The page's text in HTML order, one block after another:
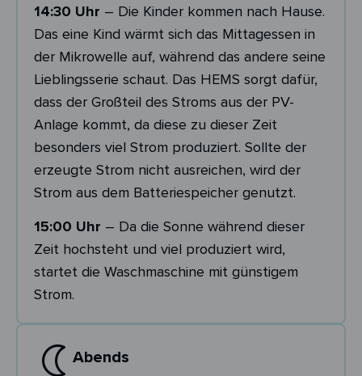
14:30 Uhr – Die Kinder kommen nach Hause.
Das eine Kind wärmt sich das Mittagessen in
der Mikrowelle auf, während das andere seine
Lieblingsserie schaut. Das HEMS sorgt dafür,
dass der Großteil des Stroms aus der PV-
Anlage kommt, da diese zu dieser Zeit
besonders viel Strom produziert. Sollte der
erzeugte Strom nicht ausreichen, wird der
Strom aus dem Batteriespeicher genutzt.
15:00 Uhr – Da die Sonne während dieser
Zeit hochsteht und viel produziert wird,
startet die Waschmaschine mit günstigem
Strom.
Abends